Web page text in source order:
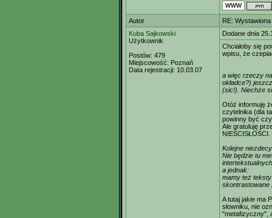
Autor
RE:
Kuba Sajkowski
Użytkownik
Postów: 479
Miejscowość: Poznań
Data rejestracji: 10.03.07
Dodane dnia
Chciałoby się
wpisu, że
a więc rzeczy
okładce?)
(sic!). Niechże
Otóż informuję
czytelnika (dla
powinny być
Ale gratuluję
NIEŚCISŁOŚCI.
Kolejne
Nie będzie tu
a jednak:
mamy też teksty
skontrastowane
A tutaj jakie ma
słowniku, nie
"metafizyczny",